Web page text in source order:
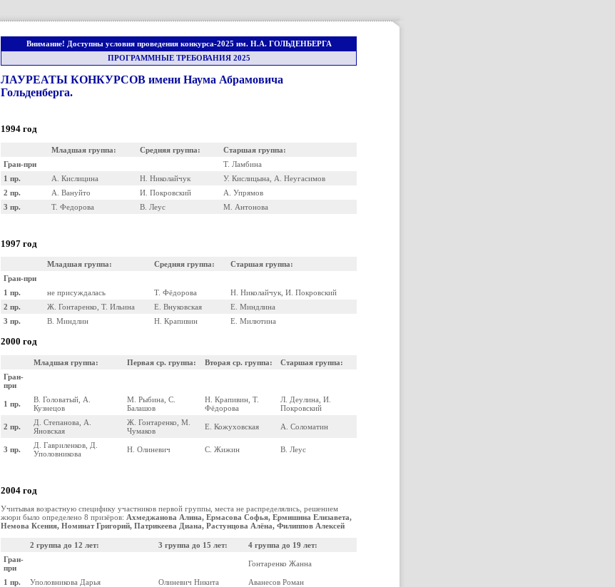
Внимание! Доступны условия проведения конкурса-2025 им. Н.А. ГОЛЬДЕНБЕРГА
ПРОГРАММНЫЕ ТРЕБОВАНИЯ 2025
ЛАУРЕАТЫ КОНКУРСОВ имени Наума Абрамовича
Гольденберга.
1994 год
Младшая группа: Средняя группа:
Старшая группа:
Гран-при
Т. Ламбина
1 пр.
А. Кислицина Н. Николайчук
У. Кислицына, А. Неугасимов
2 пр.
А. Вануйто И. Покровский
А. Упрямов
3 пр.
Т. Федорова В. Леус М. Антонова
1997 год
Младшая группа: Средняя группа:
Старшая группа:
Гран-при
1 пр.
не присуждалась Т. Фёдорова
Н. Николайчук, И. Покровский
2 пр.
Ж. Гонтаренко, Т. Ильина Е. Внуковская
Е. Миндлина
3 пр.
В. Миндлин Н. Крапивин Е. Милютина
2000 год
Младшая группа: Первая ср. группа: Вторая ср. группа:
Старшая группа:
Гран-
при
1 пр.
В. Головатый, А.
Кузнецов
М. Рыбина, С.
Балашов
Н. Крапивин, Т.
Фёдорова
Л. Деулина, И.
Покровский
2 пр.
Д. Степанова, А.
Яновская
Ж. Гонтаренко, М.
Чумаков
Е. Кожуховская А. Соломатин
3 пр.
Д. Гавриленков, Д.
Уполовникова
Н. Олиневич С. Жижин В. Леус
2004 год
Учитывая возрастную специфику участников первой группы, места не распределялись, решением
жюри было определено 8 призёров: Ахмеджанова Алина, Ермасова Софья, Ермишина Елизавета,
Немова Ксения, Номинат Григорий, Патрикеева Диана, Растунцова Алёна, Филиппов Алексей
2 группа до 12 лет: 3 группа до 15 лет:
4 группа до 19 лет:
Гран-
при
Гонтаренко Жанна
1 пр. Уполовникова Дарья Олиневич Никита
Аванесов Роман